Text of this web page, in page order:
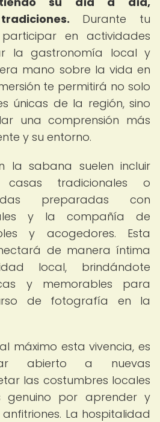
Durante tu
en actividades
la gastronomía local y
mano sobre la vida en
te permitirá no solo
únicas de la región, sino
una comprensión más
y su entorno.
la sabana suelen incluir
casas tradicionales o
preparadas con
y la compañía de
y acogedores. Esta
de manera íntima
local, brindándote
y memorables para
de fotografía en la
máximo esta vivencia, es
abierto a nuevas
las costumbres locales
genuino por aprender y
La hospitalidad